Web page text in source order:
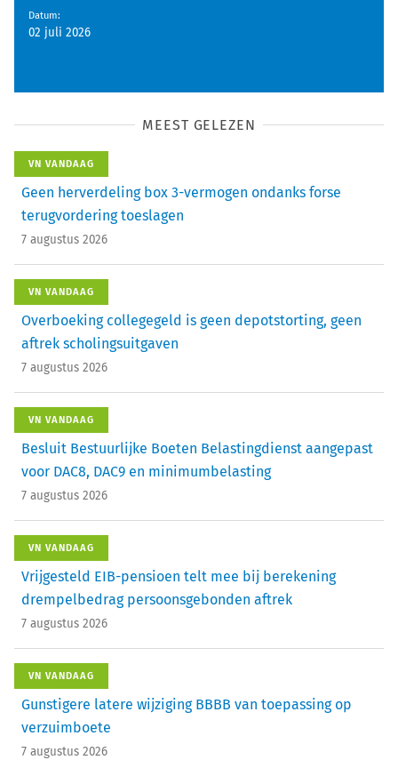
Datum:
02 juli 2026
MEEST GELEZEN
VN VANDAAG
Geen herverdeling box 3-vermogen ondanks forse
terugvordering toeslagen
7 augustus 2026
VN VANDAAG
Overboeking collegegeld is geen depotstorting, geen
aftrek scholingsuitgaven
7 augustus 2026
VN VANDAAG
Besluit Bestuurlijke Boeten Belastingdienst aangepast
voor DAC8, DAC9 en minimumbelasting
7 augustus 2026
VN VANDAAG
Vrijgesteld EIB-pensioen telt mee bij berekening
drempelbedrag persoonsgebonden aftrek
7 augustus 2026
VN VANDAAG
Gunstigere latere wijziging BBBB van toepassing op
verzuimboete
7 augustus 2026